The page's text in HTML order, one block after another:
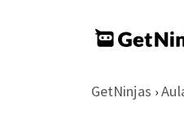
GetNinjas ›